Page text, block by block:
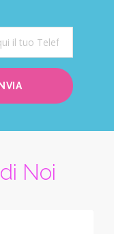
di Noi